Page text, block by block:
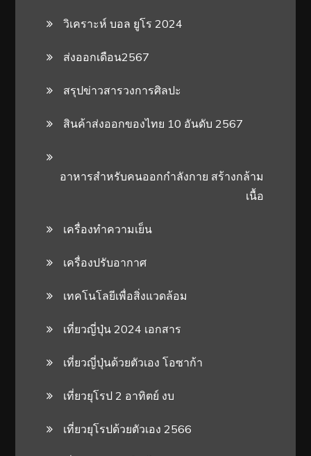
วิเคราะห์ บอล ยูโร 2024
ส่งออกเดือน2567
สรุปข่าวสารวงการศิลปะ
สินค้าส่งออกของไทย 10 อันดับ 2567
อาหารสําหรับคนออกกําลังกาย สร้างกล้าม
เนื้อ
เครื่องทำความเย็น
เครื่องปรับอากาศ
เทคโนโลยีเพื่อสิ่งแวดล้อม
เที่ยวญี่ปุ่น 2024 เอกสาร
เที่ยวญี่ปุ่นด้วยตัวเอง โอซาก้า
เที่ยวยุโรป 2 อาทิตย์ งบ
เที่ยวยุโรปด้วยตัวเอง 2566